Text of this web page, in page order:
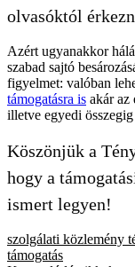
olvasóktól
Azért ugyanakkor
szabad sajtó
figyelmet: valóban
támogatásra is akár az
illetve egyedi
Köszönjük a
hogy a
ismert legyen!
szolgálati közlemény
támogatás